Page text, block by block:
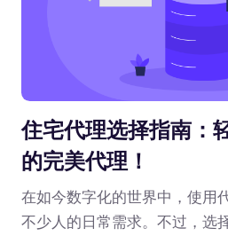
住宅代理选择指南：
的完美代理！
在如今数字化的世界中，使用
不少人的日常需求。不过，选